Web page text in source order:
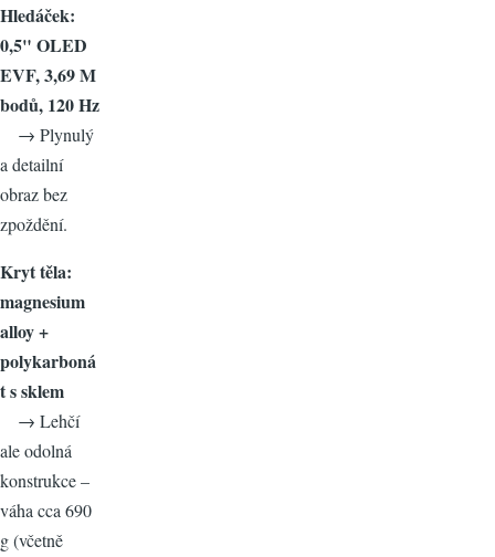
Hledáček:
0,5" OLED
EVF, 3,69 M
bodů, 120 Hz
→ Plynulý
a detailní
obraz bez
zpoždění.
Kryt těla:
magnesium
alloy +
polykarboná
t s sklem
→ Lehčí
ale odolná
konstrukce –
váha cca 690
g (včetně